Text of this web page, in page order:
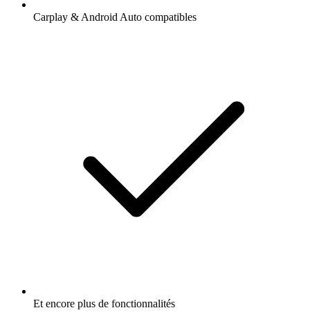
Carplay & Android Auto compatibles
Et encore plus de fonctionnalités